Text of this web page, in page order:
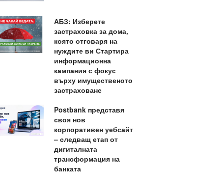
АБЗ: Изберете
застраховка за дома,
която отговаря на
нуждите ви Стартира
информационна
кампания с фокус
върху имущественото
застраховане
Postbank представя
своя нов
корпоративен уебсайт
– следващ етап от
дигиталната
трансформация на
банката